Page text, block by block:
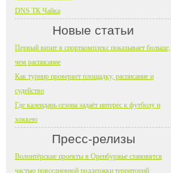
DNS ТК Чайка
Новые статьи
Первый визит в спорткомплекс показывает больше,
чем расписание
Как турнир проверяет площадку, расписание и
судейство
Где календарь сезона задаёт интерес к футболу и
хоккею
Пресс-релизы
Волонтёрские проекты в Оренбуржье становятся
частью повседневной поддержки территорий